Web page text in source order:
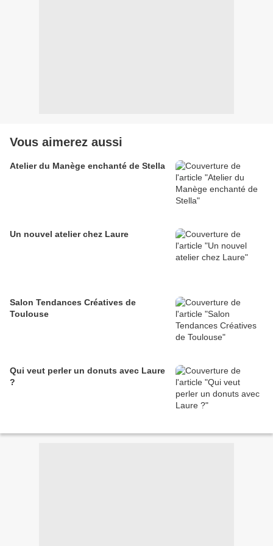
Vous aimerez aussi
Atelier du Manège enchanté de Stella
Un nouvel atelier chez Laure
Salon Tendances Créatives de
Toulouse
Qui veut perler un donuts avec Laure
?